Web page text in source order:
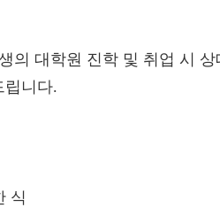
의 대학원 진학 및 취업 시 상
립니다.
식